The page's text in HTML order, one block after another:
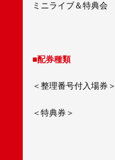
ミニライブ＆特典会
■配券種類
＜整理番号付入場券＞
＜特典券＞